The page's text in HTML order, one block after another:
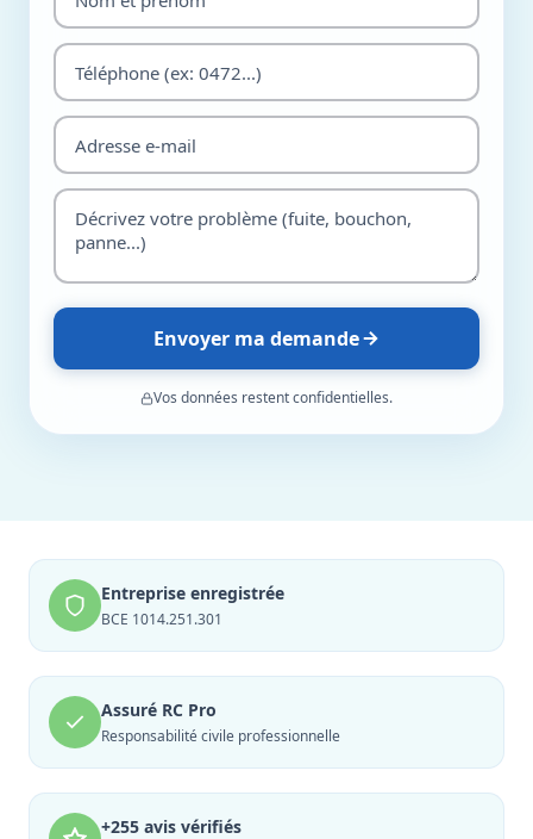
Envoyer ma demande
Vos données restent confidentielles.
Entreprise enregistrée
BCE 1014.251.301
Assuré RC Pro
Responsabilité civile professionnelle
+255 avis vérifiés